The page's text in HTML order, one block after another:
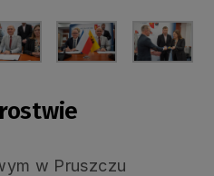
w Pruszczu